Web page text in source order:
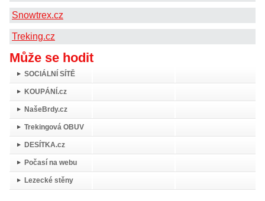
Snowtrex.cz
Treking.cz
Může se hodit
SOCIÁLNÍ SÍTĚ
KOUPÁNÍ.cz
NašeBrdy.cz
Trekingová OBUV
DESÍTKA.cz
Počasí na webu
Lezecké stěny